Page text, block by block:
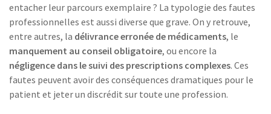
entacher leur parcours exemplaire ? La typologie des fautes
professionnelles est aussi diverse que grave. On y retrouve,
entre autres, la délivrance erronée de médicaments, le
manquement au conseil obligatoire, ou encore la
négligence dans le suivi des prescriptions complexes. Ces
fautes peuvent avoir des conséquences dramatiques pour le
patient et jeter un discrédit sur toute une profession.